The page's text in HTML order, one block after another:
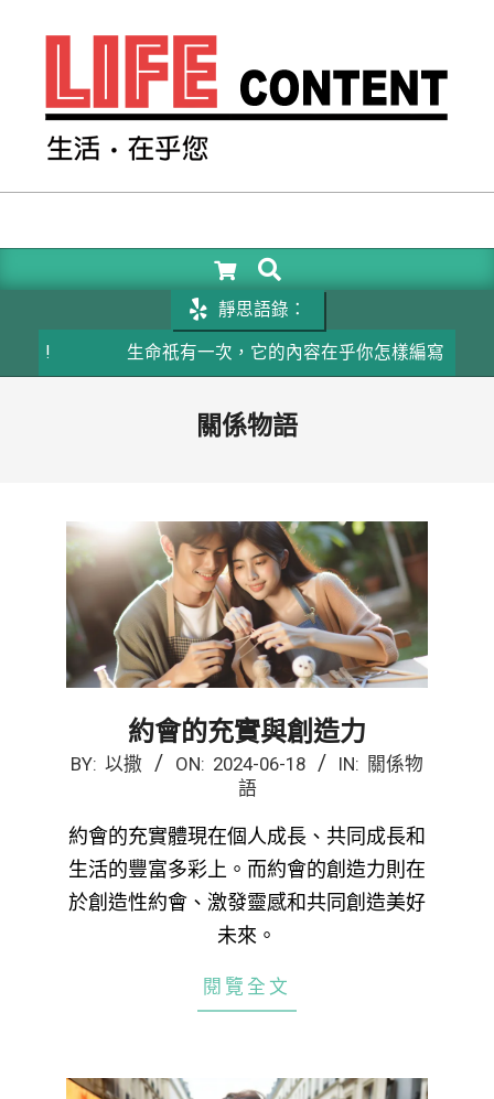
LIFE
SEARCH
靜思語錄：
生命祇有一次，它的內容在乎你怎樣編寫
關係物語
約會的充實與創造力
2024-
18
BY: 以撒 ON: 2024-06-18 IN: 關係物
語
約會的充實體現在個人成長、共同成長和
生活的豐富多彩上。而約會的創造力則在
於創造性約會、激發靈感和共同創造美好
未來。
閱覽全文